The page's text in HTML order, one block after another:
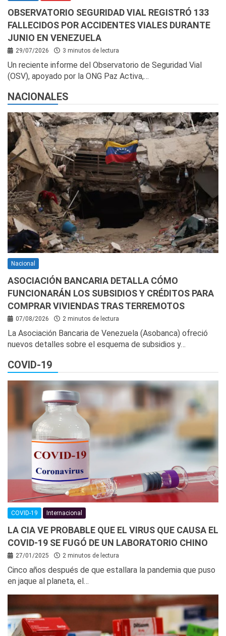
OBSERVATORIO SEGURIDAD VIAL REGISTRÓ 133
FALLECIDOS POR ACCIDENTES VIALES DURANTE
JUNIO EN VENEZUELA
29/07/2026 3 minutos de lectura
Un reciente informe del Observatorio de Seguridad Vial
(OSV), apoyado por la ONG Paz Activa,…
NACIONALES
Nacional
ASOCIACIÓN BANCARIA DETALLA CÓMO
FUNCIONARÁN LOS SUBSIDIOS Y CRÉDITOS PARA
COMPRAR VIVIENDAS TRAS TERREMOTOS
07/08/2026 2 minutos de lectura
La Asociación Bancaria de Venezuela (Asobanca) ofreció
nuevos detalles sobre el esquema de subsidios y…
COVID-19
COVID-19 Internacional
LA CIA VE PROBABLE QUE EL VIRUS QUE CAUSA EL
COVID-19 SE FUGÓ DE UN LABORATORIO CHINO
27/01/2025 2 minutos de lectura
Cinco años después de que estallara la pandemia que puso
en jaque al planeta, el…